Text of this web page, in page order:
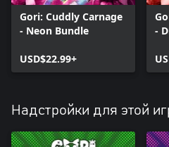
Gori: Cuddly Carnage
- Neon Bundle
USD$22.99+
-
Надстройки для этой